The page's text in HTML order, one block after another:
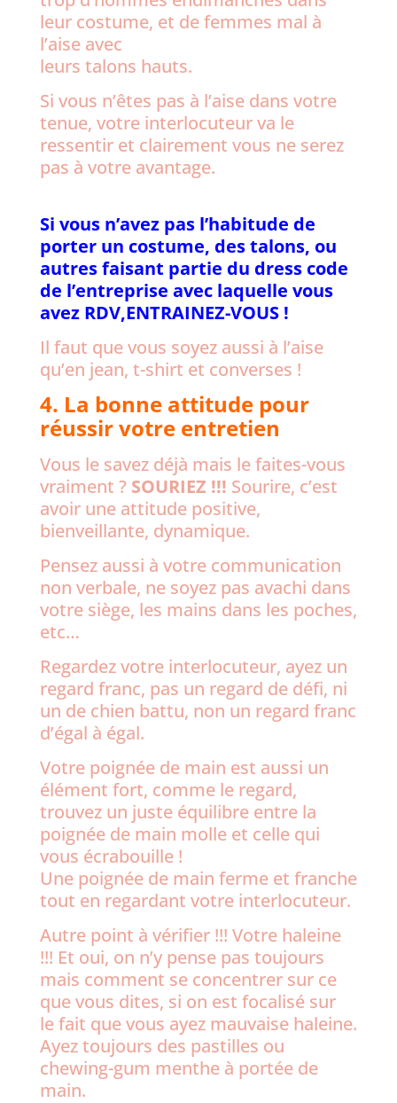
leur costume, et de femmes mal à
l’aise avec
leurs talons hauts.
Si vous n’êtes pas à l’aise dans votre
tenue, votre interlocuteur va le
ressentir et clairement vous ne serez
pas à votre avantage.
Si vous n’avez pas l’habitude de
porter un costume, des talons, ou
autres faisant partie du dress code
de l’entreprise avec laquelle vous
avez RDV,ENTRAINEZ-VOUS !
Il faut que vous soyez aussi à l’aise
qu’en jean, t-shirt et converses !
4. La bonne attitude pour
réussir votre entretien
Vous le savez déjà mais le faites-vous
vraiment ? SOURIEZ !!! Sourire, c’est
avoir une attitude positive,
bienveillante, dynamique.
Pensez aussi à votre communication
non verbale, ne soyez pas avachi dans
votre siège, les mains dans les poches,
etc…
Regardez votre interlocuteur, ayez un
regard franc, pas un regard de défi, ni
un de chien battu, non un regard franc
d’égal à égal.
Votre poignée de main est aussi un
élément fort, comme le regard,
trouvez un juste équilibre entre la
poignée de main molle et celle qui
vous écrabouille !
Une poignée de main ferme et franche
tout en regardant votre interlocuteur.
Autre point à vérifier !!! Votre haleine
!!! Et oui, on n’y pense pas toujours
mais comment se concentrer sur ce
que vous dites, si on est focalisé sur
lefait que vous ayez mauvaise haleine.
Ayez toujours des pastilles ou
chewing-gum menthe à portée de
main.